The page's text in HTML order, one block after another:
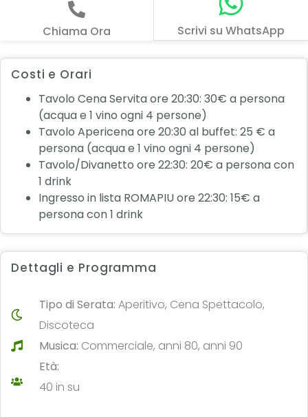
Chiama Ora Scrivi su WhatsApp
Costi e Orari
Tavolo Cena Servita ore 20:30: 30€ a persona
(acqua e 1 vino ogni 4 persone)
Tavolo Apericena ore 20:30 al buffet: 25 € a
persona (acqua e 1 vino ogni 4 persone)
Tavolo/Divanetto ore 22:30: 20€ a persona con
1 drink
Ingresso in lista ROMAPIU ore 22:30: 15€ a
persona con 1 drink
Dettagli e Programma
Tipo di Serata:Aperitivo, Cena Spettacolo,
Discoteca
Musica: Commerciale, anni 80, anni 90
Età:
40 in su